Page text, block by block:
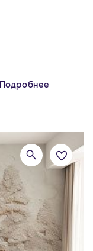
Подробнее